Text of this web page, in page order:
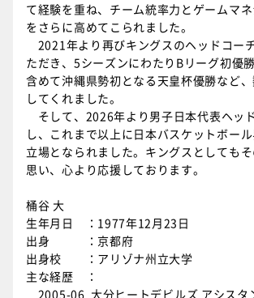
て経験を重ね、チーム統率力とゲームマ
をさらに高めてこられました。
2021年より再びキングスのヘッドコー
ただき、5シーズンにわたりBリーグ初優
含めて沖縄県勢初となる天皇杯優勝など
してくれました。
そして、2026年より男子日本代表ヘッ
し、これまで以上に日本バスケットボー
立場となられました。キングスとしても
思い、心より応援しております。
桶谷 大
生年月日 ：1977年12月23日
出身 ：京都府
出身校 ：アリゾナ州立大学
主な経歴 ：
2005-06 大分ヒートデビルズ アシスタ